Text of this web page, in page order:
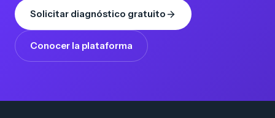
Solicitar diagnóstico gratuito
Conocer la plataforma